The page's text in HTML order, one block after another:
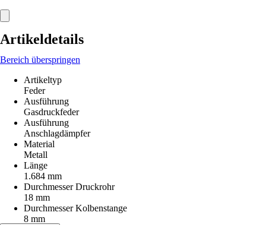
Artikeldetails
Bereich überspringen
Artikeltyp
Feder
Ausführung
Gasdruckfeder
Ausführung
Anschlagdämpfer
Material
Metall
Länge
1.684 mm
Durchmesser Druckrohr
18 mm
Durchmesser Kolbenstange
8 mm